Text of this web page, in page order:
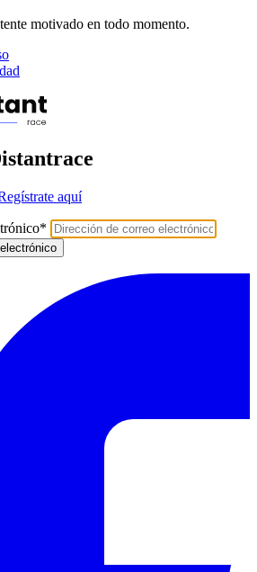
motivado en todo momento.
aquí
*